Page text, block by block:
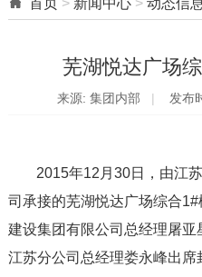
芜湖悦达广场
来源: 集团内部 发布
2015年12月30日，由江
司承接的芜湖悦达广场综合
建设集团有限公司总经理屠亚
江苏分公司总经理娄永峰出